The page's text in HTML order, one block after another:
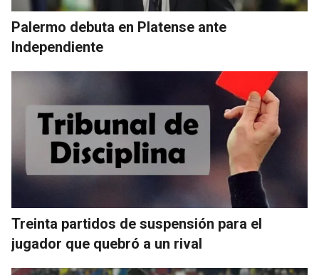
Palermo debuta en Platense ante
Independiente
Treinta partidos de suspensión para el
jugador que quebró a un rival